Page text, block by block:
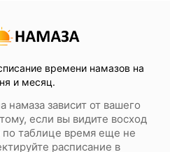
времени намазов на
и месяц.
зависит от вашего
если вы видите восход
по таблице время еще не
расписание в